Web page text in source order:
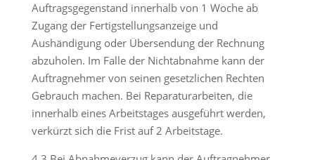
Auftragsgegenstand innerhalb von 1 Woche ab
Zugang der Fertigstellungsanzeige und
Aushändigung oder Übersendung der Rechnung
abzuholen. Im Falle der Nichtabnahme kann der
Auftragnehmer von seinen gesetzlichen Rechten
Gebrauch machen. Bei Reparaturarbeiten, die
innerhalb eines Arbeitstages ausgeführt werden,
verkürzt sich die Frist auf 2 Arbeitstage.